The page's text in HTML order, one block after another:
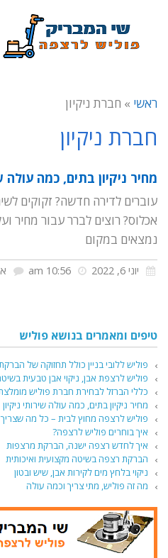
ראשי » חברת ניקיון
חברת ניקיון
מחיר ניקיון בתים, כמה עולה
עוברים לדירה חדשה? זקוקים
אכלוס? רוצים לברר עבור מחיר
נמצאים במקום
יוני 6, 2022
טיפים ומאמרים בנושא פוליש
פוליש ללובי בניין כולל תחזוקה של
פוליש לרצפת אבן, ניקוי אבן טבעית
כללי הברזל לבחירת חברת פוליש
מחיר ניקיון בתים, כמה עולה שירותי ניקיון
פוליש לרצפה מחוץ לבית – כל מה
איך בוחרים פוליש לרצפה?
איך לחדש רצפה ישנה, הברקת מרצפות
הברקת רצפה בשיטה מקצועית ואיכותית
ניקוי בלחץ מים לקירות אבן, שיש ובטון
מה זה פוליש, מתי צריך וכמה עולה